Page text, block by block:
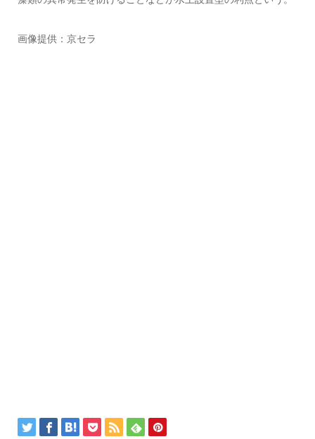
画像提供：京セラ